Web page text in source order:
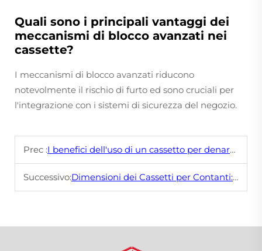
Quali sono i principali vantaggi dei
meccanismi di blocco avanzati nei
cassette?
I meccanismi di blocco avanzati riducono
notevolmente il rischio di furto ed sono cruciali per
l'integrazione con i sistemi di sicurezza del negozio.
Prec :I benefici dell'uso di un cassetto per denaro sicuro nei negozi al dettaglio
Successivo:Dimensioni dei Cassetti per Contanti: Quale Scegliere per il Tuo Bancone?